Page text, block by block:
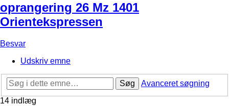
oprangering 26 Mz 1401
Orientekspressen
Besvar
Udskriv emne
Søg
Avanceret søgning
14 indlæg